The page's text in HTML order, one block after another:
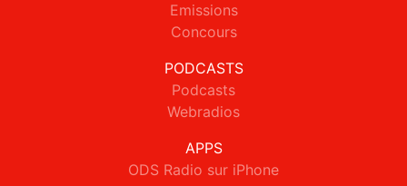
Emissions
Concours
PODCASTS
Podcasts
Webradios
APPS
ODS Radio sur iPhone